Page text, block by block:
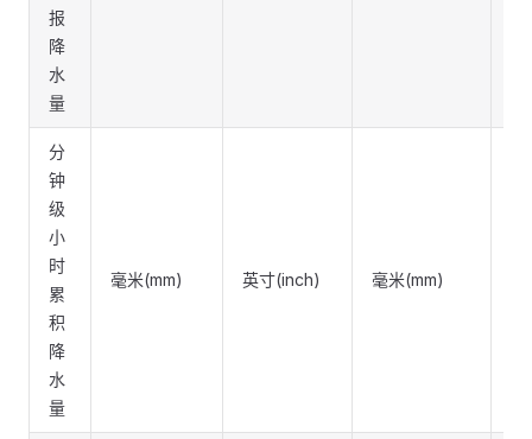
报
降
水
量
分
钟
级
小
时
累
积
降
水
量
毫米(mm) 英寸(inch) 毫米(mm)